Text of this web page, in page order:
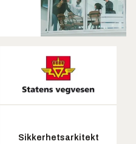
Sikkerhetsarkitekt